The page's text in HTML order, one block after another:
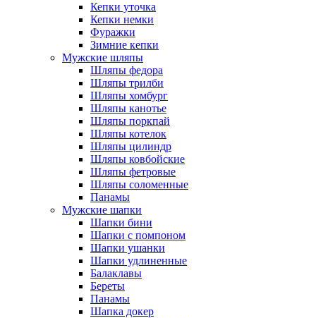
Кепки уточка
Кепки немки
Фуражки
Зимние кепки
Мужские шляпы
Шляпы федора
Шляпы трилби
Шляпы хомбург
Шляпы канотье
Шляпы поркпай
Шляпы котелок
Шляпы цилиндр
Шляпы ковбойские
Шляпы фетровые
Шляпы соломенные
Панамы
Мужские шапки
Шапки бини
Шапки с помпоном
Шапки ушанки
Шапки удлиненные
Балаклавы
Береты
Панамы
Шапка докер